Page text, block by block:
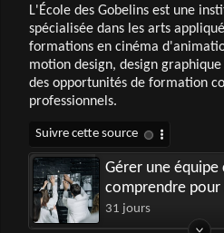
L'École des Gobelins est une
spécialisée dans les arts
formations en cinéma
motion design, design
des opportunités de formation
professionnels.
Gérer une équipe
comprendre pour
31 jours